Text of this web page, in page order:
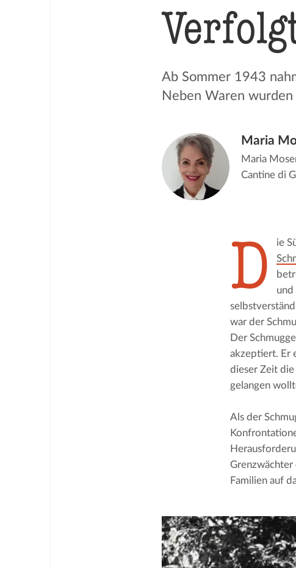
Ab Sommer 1943
Neben Waren
Maria
Maria
Cantine di
D
und
war der
Der
akzeptiert. Er
dieser Zeit
gelangen
Als der
Grenzwächter
Familien auf